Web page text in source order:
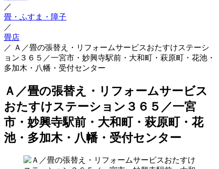
／
畳・ふすま・障子
／
畳店
／ Ａ／畳の張替え・リフォームサービスおたすけステーシ
ョン３６５／一宮市・妙興寺駅前・大和町・萩原町・花池・
多加木・八幡・受付センター
Ａ／畳の張替え・リフォームサービス
おたすけステーション３６５／一宮
市・妙興寺駅前・大和町・萩原町・花
池・多加木・八幡・受付センター